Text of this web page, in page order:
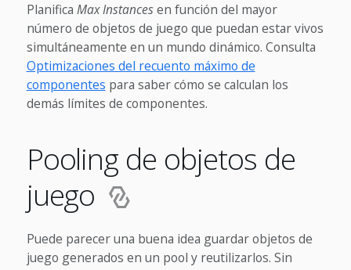
Planifica Max Instancesen función del mayor
número de objetos de juego que puedan estar vivos
simultáneamente en un mundo dinámico. Consulta
Optimizaciones del recuento máximo de
componentes para saber cómo se calculan los
demás límites de componentes.
Pooling de objetos de
juego
Puede parecer una buena idea guardar objetos de
juego generados en un pool y reutilizarlos. Sin